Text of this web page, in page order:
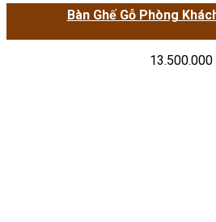
Bàn Ghế Gỗ Phòng
13.500.000